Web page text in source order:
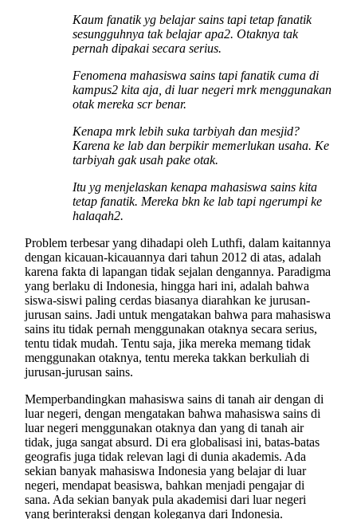
Kaum fanatik yg belajar sains tapi tetap fanatik
sesungguhnya tak belajar apa2. Otaknya tak
pernah dipakai secara serius.
Fenomena mahasiswa sains tapi fanatik cuma di
kampus2 kita aja, di luar negeri mrk menggunakan
otak mereka scr benar.
Kenapa mrk lebih suka tarbiyah dan mesjid?
Karena ke lab dan berpikir memerlukan usaha. Ke
tarbiyah gak usah pake otak.
Itu yg menjelaskan kenapa mahasiswa sains kita
tetap fanatik. Mereka bkn ke lab tapi ngerumpi ke
halaqah2.
Problem terbesar yang dihadapi oleh Luthfi, dalam kaitannya
dengan kicauan-kicauannya dari tahun 2012 di atas, adalah
karena fakta di lapangan tidak sejalan dengannya. Paradigma
yang berlaku di Indonesia, hingga hari ini, adalah bahwa
siswa-siswi paling cerdas biasanya diarahkan ke jurusan-
jurusan sains. Jadi untuk mengatakan bahwa para mahasiswa
sains itu tidak pernah menggunakan otaknya secara serius,
tentu tidak mudah. Tentu saja, jika mereka memang tidak
menggunakan otaknya, tentu mereka takkan berkuliah di
jurusan-jurusan sains.
Memperbandingkan mahasiswa sains di tanah air dengan di
luar negeri, dengan mengatakan bahwa mahasiswa sains di
luar negeri menggunakan otaknya dan yang di tanah air
tidak, juga sangat absurd. Di era globalisasi ini, batas-batas
geografis juga tidak relevan lagi di dunia akademis. Ada
sekian banyak mahasiswa Indonesia yang belajar di luar
negeri, mendapat beasiswa, bahkan menjadi pengajar di
sana. Ada sekian banyak pula akademisi dari luar negeri
yang berinteraksi dengan koleganya dari Indonesia.